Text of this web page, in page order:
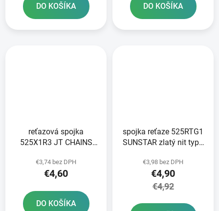
DO KOŠÍKA DO KOŠÍKA
reťazová spojka
525X1R3 JT CHAINS
€3,74 bez DPH
€4,60
DO KOŠÍKA
spojka reťaze 525RTG1
SUNSTAR zlatý nit typu
€3,98 bez DPH
€4,90
€4,92